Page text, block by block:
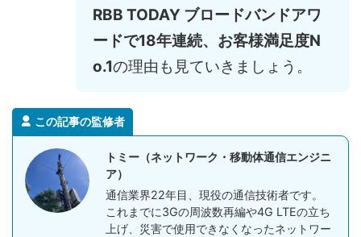
RBB TODAY ブロードバンドアワ
ードで18年連続、お客様満足度N
o.1の理由も見ていきましょう。
この記事の監修者
トミー（ネットワーク・移動体通信エンジニ
ア）
通信業界22年目、現役の通信技術者です。
これまでに3Gの周波数再編や4G LTEの立ち
上げ、災害で使用できなくなったネットワー